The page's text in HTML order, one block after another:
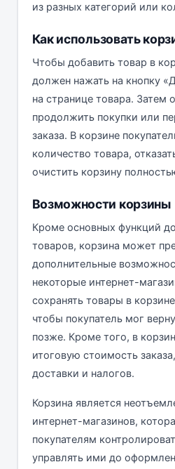
из разных категорий или
Как использовать
Чтобы добавить товар в
должен нажать на кнопку
на странице товара. Затем
продолжить покупки или
заказа. В корзине
количество товара,
очистить корзину
Возможности корзины
Кроме основных функций
товаров, корзина может
дополнительные
некоторые интернет-
сохранять товары в
чтобы покупатель мог
позже. Кроме того, в
итоговую стоимость
доставки и налогов.
Корзина является
интернет-магазинов,
покупателям
управлять ими до